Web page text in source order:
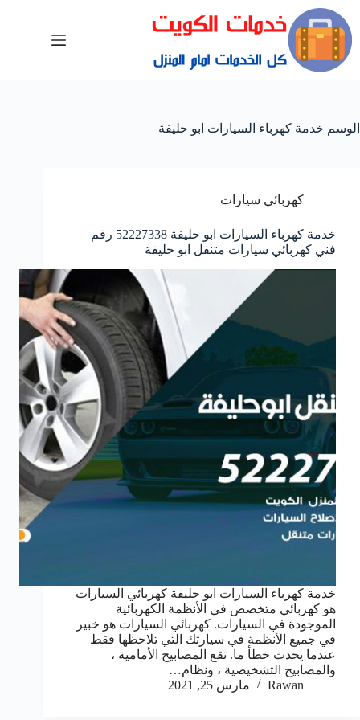
الوسم خدمة كهرباء السيارات ابو حليفة
كهربائي سيارات
خدمة كهرباء السيارات ابو حليفة 52227338 رقم
فني كهربائي سيارات متنقل ابو حليفة
خدمة كهرباء السيارات ابو حليفة كهربائي السيارات
هو كهربائي متخصص في الأنظمة الكهربائية
الموجودة في السيارات. كهربائي السيارات هو خبير
في جميع الأنظمة في سيارتك التي تلاحظها فقط
عندما يحدث خطأ ما. تقع المصابيح الأمامية ،
والمصابيح التشخيصية ، ونظام…
Rawan
مارس 25, 2021